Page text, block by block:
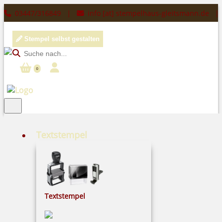
03447/316849 | info [at] stempelhaus-gleitsmann.de
Stempel selbst gestalten
0
Textstempel
Textstempel
Dateiformate
Laden Sie ein Datei (PDF, JPG, PNG, TIF, BMP, GIF, manche
EPS/AI) von Ihrem Rechner aus hoch.
Pixel-Auflösung: die Stempel entstehen in einer